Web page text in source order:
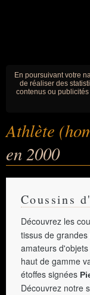
En poursuivant votre
de réaliser des
contenus ou
Athlète
en 2000
Coussins
Découvrez les
tissus de
amateurs
haut de gamme
étoffes signées
Découvrez notre